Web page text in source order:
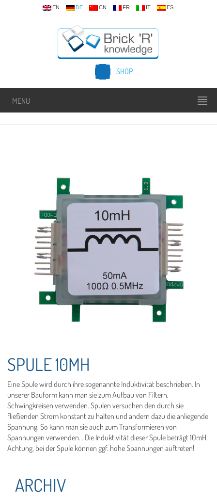
EN DE CN FR IT ES
SHOP
MENU
SPULE 10MH
Eine Spule wird durch ihre sogenannte Induktivität beschrieben. In
unserer Bauform kann man sie zum Aufbau von Filtern,
Schwingkreisen verwenden. Spulen versuchen den durch sie
fließenden Strom konstant zu halten und ändern dazu die anliegende
Spannung. So kann man sie auch zum Transformieren von
Spannungen verwenden. . Die Induktivität dieser Spule beträgt 10mH.
Achtung, bei der Spule können ggf. hohe Spannungen auftreten!
ARCHIV